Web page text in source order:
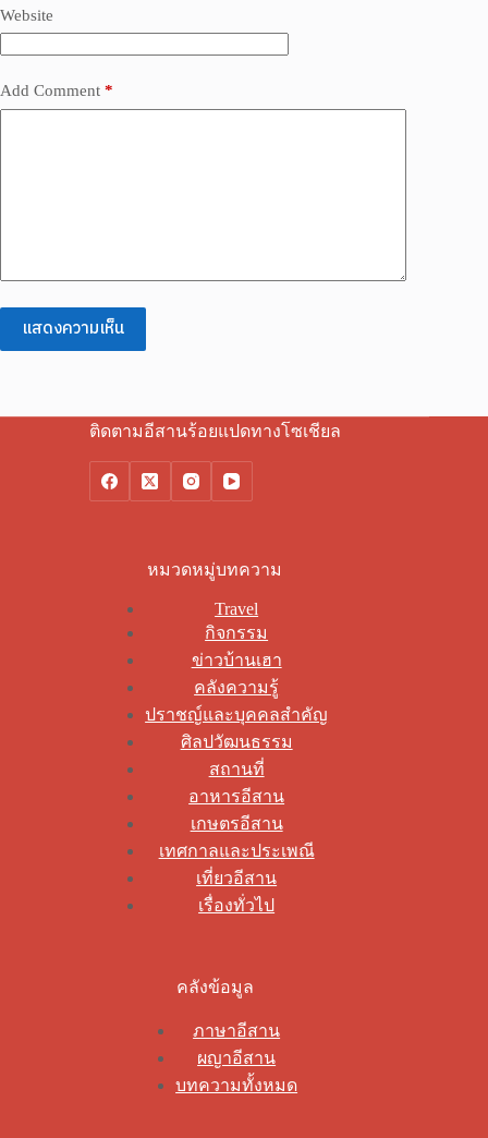
Website
Add Comment *
แสดงความเห็น
ติดตามอีสานร้อยแปดทางโซเชียล
หมวดหมู่บทความ
Travel
กิจกรรม
ข่าวบ้านเฮา
คลังความรู้
ปราชญ์และบุคคลสำคัญ
ศิลปวัฒนธรรม
สถานที่
อาหารอีสาน
เกษตรอีสาน
เทศกาลและประเพณี
เที่ยวอีสาน
เรื่องทั่วไป
คลังข้อมูล
ภาษาอีสาน
ผญาอีสาน
บทความทั้งหมด